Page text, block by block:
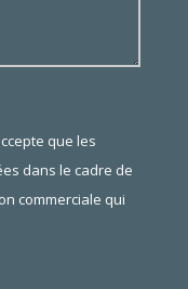
que les
dans le cadre de
commerciale qui